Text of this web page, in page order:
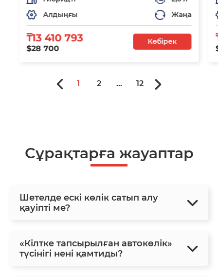
Алдыңғы
Жаңа
₸13 410 793
$28 700
Көбірек
1 2 ... 12
Сұрақтарға жауаптар
Шетелде ескі көлік сатып алу
қауіпті ме?
«Кілтке тапсырылған автокөлік»
түсінігі нені қамтиды?